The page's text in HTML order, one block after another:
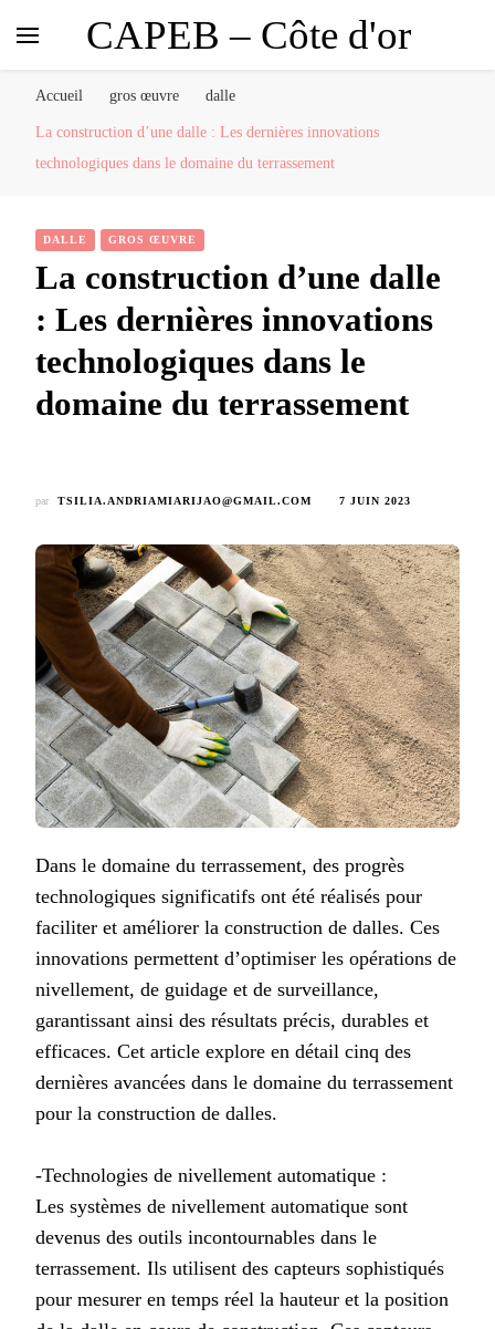
CAPEB – Côte d'or
Accueil gros œuvre dalle
La construction d’une dalle : Les dernières innovations
technologiques dans le domaine du terrassement
DALLE GROS ŒUVRE
La construction d’une dalle
: Les dernières innovations
technologiques dans le
domaine du terrassement
par TSILIA.ANDRIAMIARIJAO@GMAIL.COM 7 JUIN 2023
Dans le domaine du terrassement, des progrès
technologiques significatifs ont été réalisés pour
faciliter et améliorer la construction de dalles. Ces
innovations permettent d’optimiser les opérations de
nivellement, de guidage et de surveillance,
garantissant ainsi des résultats précis, durables et
efficaces. Cet article explore en détail cinq des
dernières avancées dans le domaine du terrassement
pour la construction de dalles.
-Technologies de nivellement automatique :
Les systèmes de nivellement automatique sont
devenus des outils incontournables dans le
terrassement. Ils utilisent des capteurs sophistiqués
pour mesurer en temps réel la hauteur et la position